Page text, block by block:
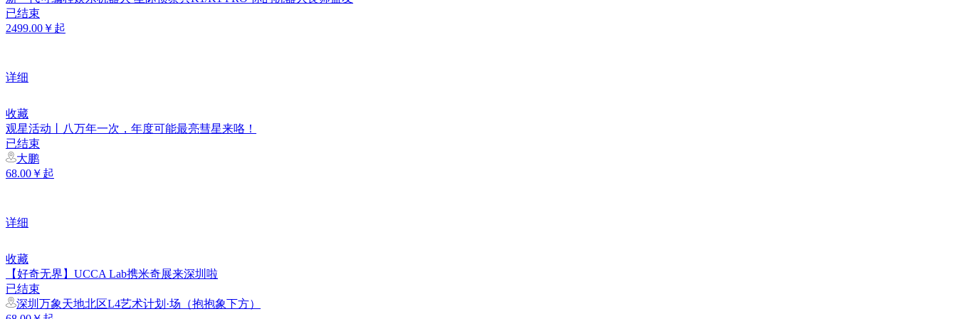
已结束
2499.00￥起
详细
收藏
观星活动丨八万年一次，年度可能最亮彗星来咯！
已结束
大鹏
68.00￥起
详细
收藏
【好奇无界】UCCA Lab携米奇展来深圳啦
已结束
深圳万象天地北区L4艺术计划·场（抱抱象下方）